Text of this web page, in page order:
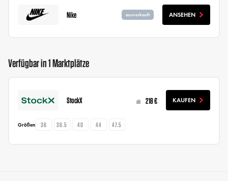
Nike ausverkauft ANSEHEN
Verfügbar in 1 Marktplätze
StockX ab 218 € KAUFEN
Größen 36 36.5 40 44 47.5